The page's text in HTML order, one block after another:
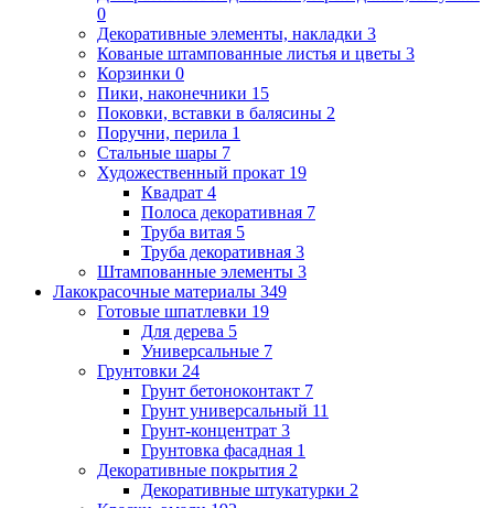
0
Декоративные элементы, накладки 3
Кованые штампованные листья и цветы 3
Корзинки 0
Пики, наконечники 15
Поковки, вставки в балясины 2
Поручни, перила 1
Стальные шары 7
Художественный прокат 19
Квадрат 4
Полоса декоративная 7
Труба витая 5
Труба декоративная 3
Штампованные элементы 3
Лакокрасочные материалы 349
Готовые шпатлевки 19
Для дерева 5
Универсальные 7
Грунтовки 24
Грунт бетоноконтакт 7
Грунт универсальный 11
Грунт-концентрат 3
Грунтовка фасадная 1
Декоративные покрытия 2
Декоративные штукатурки 2